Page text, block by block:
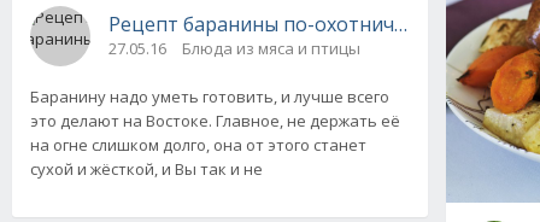
Рецепт баранины по-охотничьи, тушенной
27.05.16 Блюда из мяса и птицы
Баранину надо уметь готовить, и лучше всего
это делают на Востоке. Главное, не держать её
на огне слишком долго, она от этого станет
сухой и жёсткой, и Вы так и не